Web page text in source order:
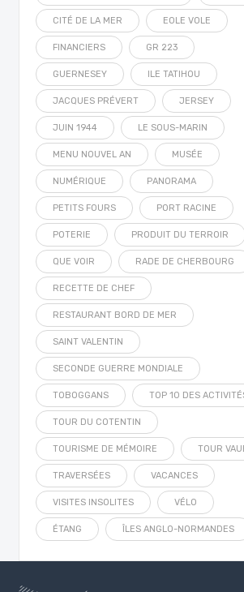
CITÉ DE LA MER EOLE VOLE
FINANCIERS GR 223
GUERNESEY ILE TATIHOU
JACQUES PRÉVERT JERSEY
JUIN 1944 LE SOUS-MARIN
MENU NOUVEL AN MUSÉE
NUMÉRIQUE PANORAMA
PETITS FOURS PORT RACINE
POTERIE PRODUIT DU TERROIR
QUE VOIR RADE DE CHERBOURG
RECETTE DE CHEF
RESTAURANT BORD DE MER
SAINT VALENTIN
SECONDE GUERRE MONDIALE
TOBOGGANS TOP 10 DES
TOUR DU COTENTIN
TOURISME DE MÉMOIRE TOUR
TRAVERSÉES VACANCES
VISITES INSOLITES VÉLO
ÉTANG ÎLES ANGLO-NORMANDES